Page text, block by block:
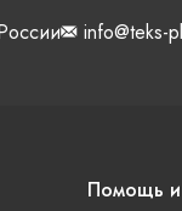
info@teks-
Помощь и